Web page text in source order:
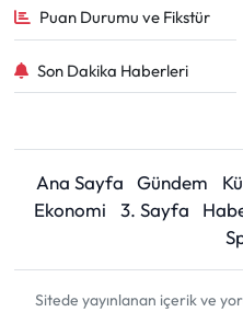
Puan Durumu ve Fikstür
Son Dakika Haberleri
Ana Sayfa Gündem
Ekonomi
3. Sayfa
Sitede yayınlanan içerik ve